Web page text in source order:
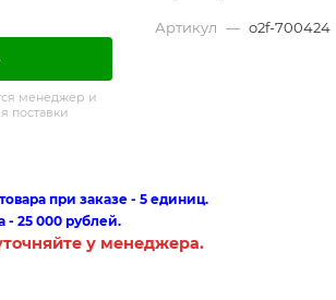
менеджер и
поставки
Артикул — o2f-700424
при заказе - 5 единиц.
- 25 000 рублей.
у менеджера.